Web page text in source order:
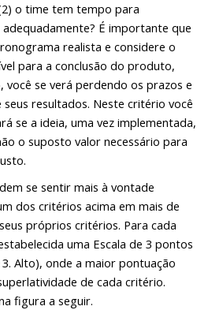
o time tem tempo para
É importante que
realista e considere o
para a conclusão do produto,
você se verá perdendo os prazos e
seus resultados. Neste critério você
se a ideia, uma vez implementada,
o suposto valor necessário para
se sentir mais à vontade
dos critérios acima em mais de
próprios critérios. Para cada
uma Escala de 3 pontos
Alto), onde a maior pontuação
de cada critério.
figura a seguir.